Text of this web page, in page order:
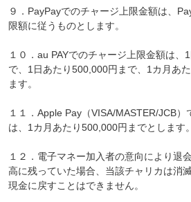
９．PayPayでのチャージ上限金額は、
限額に従うものとします。
１０．au PAYでのチャージ上限金額は、
で、1日あたり500,000円まで、1カ月あ
ます。
１１．Apple Pay（VISA/MASTER/JCB
は、1カ月あたり500,000円までとします。
１２．電子マネー加入者の意向により退
高に残っていた場合、当該チャリカは消
現金に戻すことはできません。